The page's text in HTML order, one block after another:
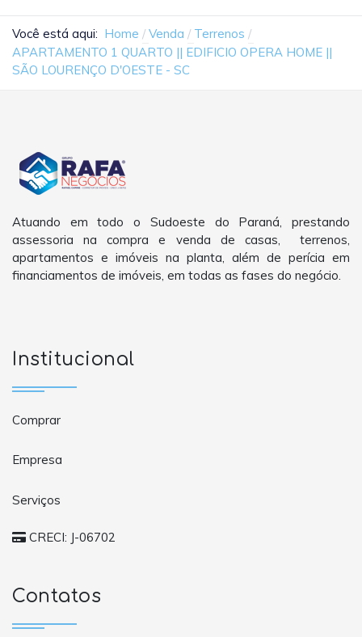
Você está aqui: Home Venda
Terrenos
APARTAMENTO 1 QUARTO || EDIFICIO OPERA HOME ||
SÃO LOURENÇO D'OESTE - SC
Atuando em todo o Sudoeste do Paraná, prestando
assessoria na compra e venda de casas, terrenos,
apartamentos e imóveis na planta, além de perícia em
financiamentos de imóveis, em todas as fases do negócio.
Institucional
Comprar
Empresa
Serviços
CRECI: J-06702
Contatos